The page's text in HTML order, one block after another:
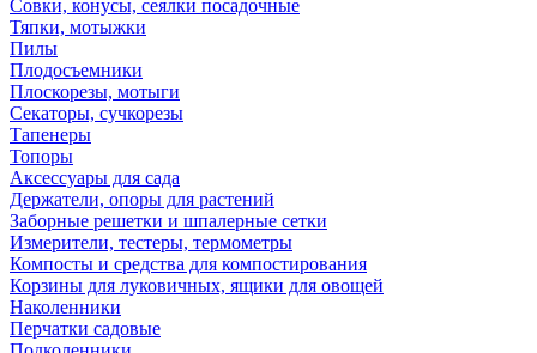
Совки, конусы, сеялки посадочные
Тяпки, мотыжки
Пилы
Плодосъемники
Плоскорезы, мотыги
Секаторы, сучкорезы
Тапенеры
Топоры
Аксессуары для сада
Держатели, опоры для растений
Заборные решетки и шпалерные сетки
Измерители, тестеры, термометры
Компосты и средства для компостирования
Корзины для луковичных, ящики для овощей
Наколенники
Перчатки садовые